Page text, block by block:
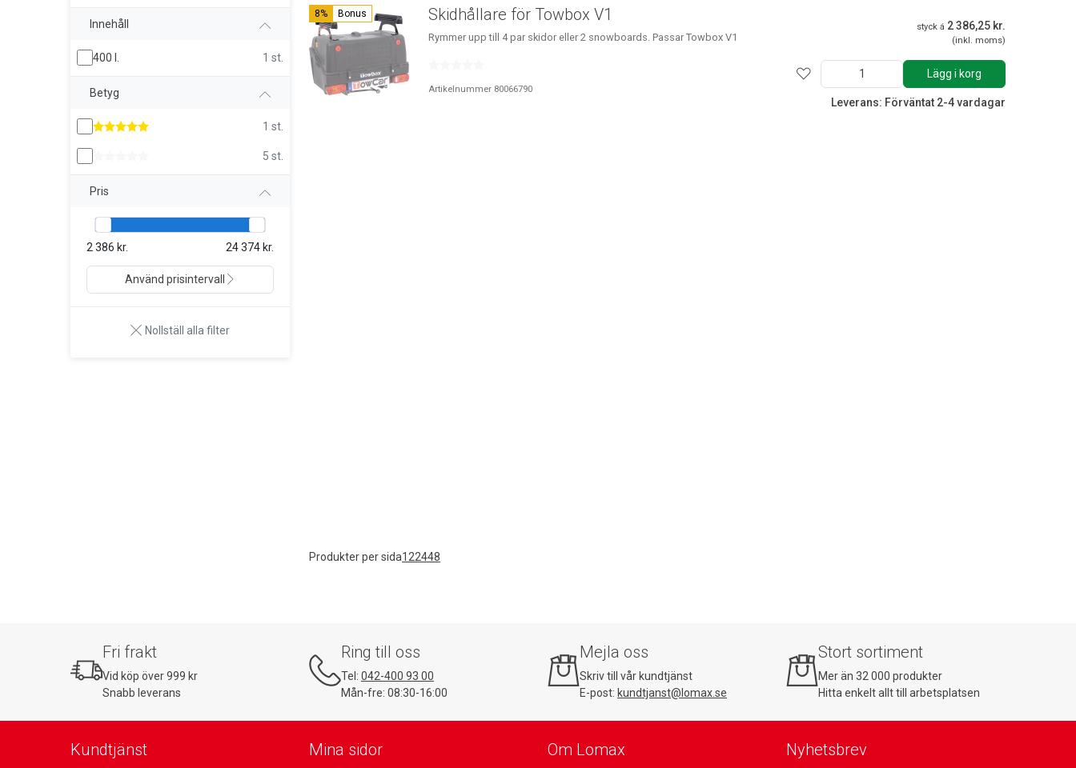
Innehåll
400 l. 1 st.
Betyg
1 st.
5 st.
Pris
2 386 kr. 24 374 kr.
Använd prisintervall
Nollställ alla filter
8% Bonus Skidhållare för Towbox V1
Rymmer upp till 4 par skidor eller 2 snowboards. Passar Towbox V1
Artikelnummer 80066790
styck á 2 386,25 kr.
(inkl. moms)
Lägg i korg
Leverans: Förväntat 2-4 vardagar
Produkter per sida122448
Fri frakt
Vid köp över 999 kr
Snabb leverans
Ring till oss
Tel: 042-400 93 00
Mån-fre: 08:30-16:00
Mejla oss
Skriv till vår kundtjänst
E-post: kundtjanst@lomax.se
Stort sortiment
Mer än 32 000 produkter
Hitta enkelt allt till arbetsplatsen
Kundtjänst Mina sidor Om Lomax Nyhetsbrev